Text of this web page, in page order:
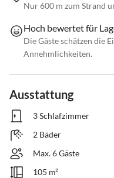
Nur 600 m zum Strand
Hoch bewertet für
Die Gäste schätzen die
Annehmlichkeiten.
Ausstattung
3 Schlafzimmer
2 Bäder
Max. 6 Gäste
105 m²